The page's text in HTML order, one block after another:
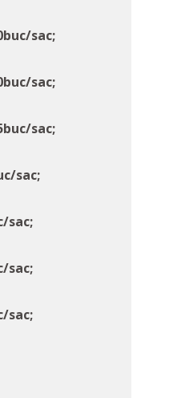
sac;
sac;
sac;
sac;
sac;
sac;
sac;